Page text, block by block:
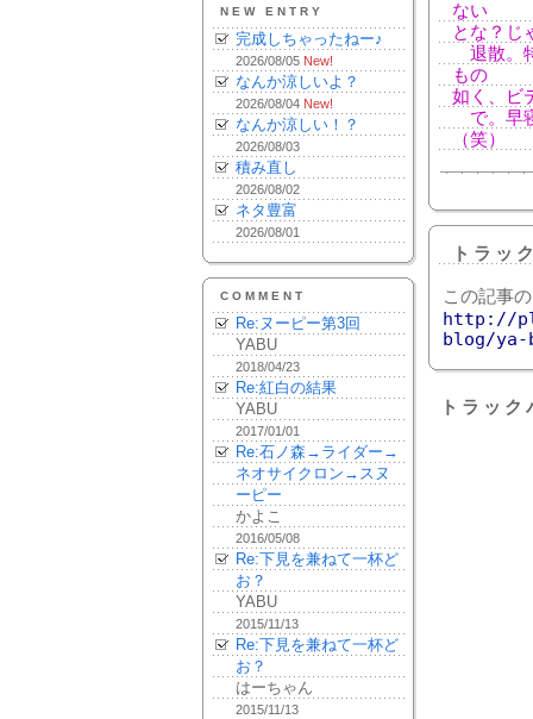
NEW ENTRY
完成しちゃったねー♪
2026/08/05 New!
なんか涼しいよ？
2026/08/04 New!
なんか涼しい！？
2026/08/03
積み直し
2026/08/02
ネタ豊富
2026/08/01
COMMENT
Re:ヌーピー第3回
YABU
2018/04/23
Re:紅白の結果
YABU
2017/01/01
Re:石ノ森→ライダー→
ネオサイクロン→スヌ
ーピー
かよこ
2016/05/08
Re:下見を兼ねて一杯ど
お？
YABU
2015/11/13
Re:下見を兼ねて一杯ど
お？
はーちゃん
2015/11/13
ない
とな？じ
退散。
もの
如く、ビ
で。早
（笑）
トラッ
この記事
http://
blog/ya-
トラッ